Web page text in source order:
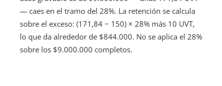
— caes en el tramo del 28%. La retención se calcula
sobre el exceso: (171,84 − 150) × 28% más 10 UVT,
lo que da alrededor de $844.000. No se aplica el 28%
sobre los $9.000.000 completos.